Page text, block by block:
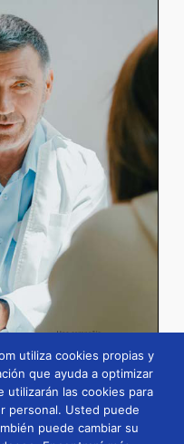
Zoom100%
utiliza cookies propias y
que ayuda a optimizar
utilizarán las cookies para
personal. Usted puede
puede cambiar su